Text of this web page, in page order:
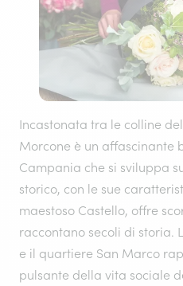
Incastonata tra le colline
Morcone è un affascinante
Campania che si sviluppa
storico, con le sue
maestoso Castello, offre
raccontano secoli di storia.
e il quartiere San Marco
pulsante della vita sociale